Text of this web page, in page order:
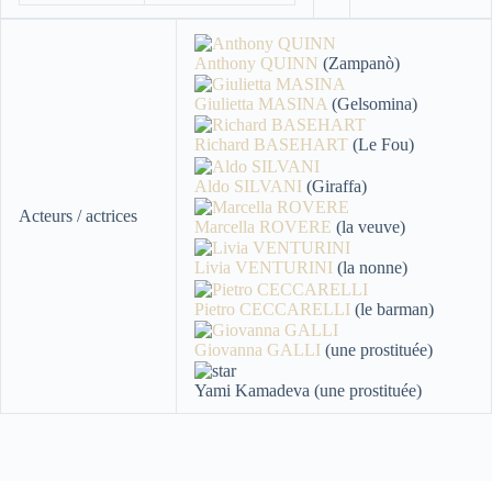
Acteurs / actrices
Anthony QUINN (Zampanò)
Giulietta MASINA (Gelsomina)
Richard BASEHART (Le Fou)
Aldo SILVANI (Giraffa)
Marcella ROVERE (la veuve)
Livia VENTURINI (la nonne)
Pietro CECCARELLI (le barman)
Giovanna GALLI (une prostituée)
Yami Kamadeva (une prostituée)